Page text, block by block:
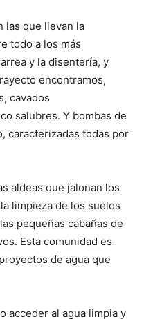
las que llevan la
todo a los más
y la disentería, y
encontramos,
cavados
salubres. Y bombas de
caracterizadas todas por
aldeas que jalonan los
limpieza de los suelos
pequeñas cabañas de
Esta comunidad es
de agua que
acceder al agua limpia y